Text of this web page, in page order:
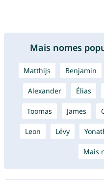
Mais nomes
Matthijs Benjamin
Alexander Élias
Toomas James
Leon Lévy
Mais